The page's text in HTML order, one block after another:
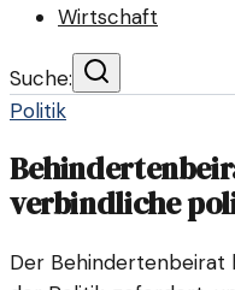
Wirtschaft
Suche:
Politik
verbindliche
Der Behindertenbeirat